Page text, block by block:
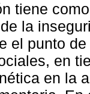
tiene
la
el punto
en
en la